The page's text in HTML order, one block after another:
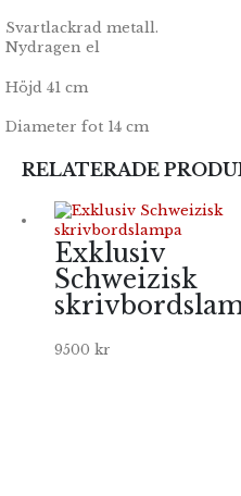
Svartlackrad metall.
Nydragen el
Höjd 41 cm
Diameter fot 14 cm
RELATERADE
Exklusiv
Schweizisk
9500 kr